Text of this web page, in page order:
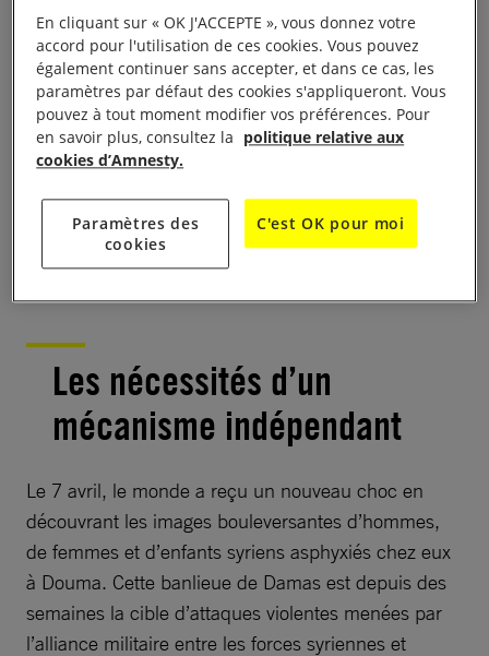
Charbonneau, directeur de plaidoyer auprès de
l’ONU à Human Rights Watch.« Il dispose de
l’autorité et des moyens requis pour prendre en
main la situation, comme l’ont fait ses
prédécesseurs, en mettant sur pied une unité
d’enquête qui permettra d’identifier les responsables
des attaques chimiques en Syrie. Nous n’avons pas
besoin d’un nouveau veto, nous avons besoin de
leadership. »
Les nécessités d’un
mécanisme indépendant
Le 7 avril, le monde a reçu un nouveau choc en
découvrant les images bouleversantes d’hommes,
de femmes et d’enfants syriens asphyxiés chez eux
à Douma. Cette banlieue de Damas est depuis des
semaines la cible d’attaques violentes menées par
l’alliance militaire entre les forces syriennes et
En cliquant sur « OK J'ACCEPTE », vous donnez votre
accord pour l'utilisation de ces cookies. Vous pouvez
également continuer sans accepter, et dans ce cas, les
paramètres par défaut des cookies s'appliqueront. Vous
pouvez à tout moment modifier vos préférences. Pour
en savoir plus, consultez la politique relative aux
cookies d’Amnesty.
Paramètres des
cookies
C'est OK pour moi